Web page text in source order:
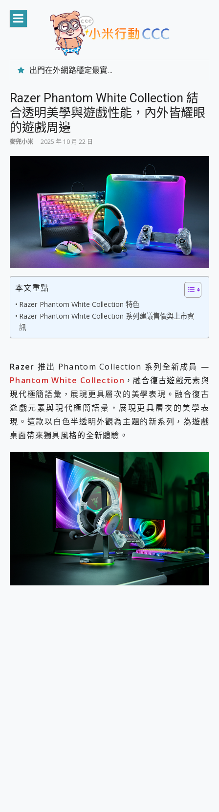
content
出門在外網路穩定最實在 「台灣大哥大」榮獲 4G/5G 在線率全球 NO.3 全台第一與全台六冠王實測心得，走到哪順到哪！
CP 值天花板~ Bongcom BS5 足球君開箱~ 短焦投影機 3千元就能擁有！ 折扣碼在這～
專為 PC上的 XBOX和掌機設計的 FireCuda X1070 SSD 固態硬碟開箱 評測
台灣製攝影機在這裡，100%全無線設計 SpotCam Solo Eco 太陽能防水雲端攝影機 SpotCam Solo 3 2.5K高畫質戶外攝影機 開箱 評測
AI 支付 一錶搞定大小事 Xiaomi Watch 5 開箱 評測
美到讓人超想擁有 moto pad 60 系列 與 Moto | Swarovski razr 60 冰藍限定版本 開箱 評測
小朋友才做選擇 投影機 RGB藍牙音響 氛圍情境燈 我通通都要！ Starfish 2 幻彩膠囊投影機｜結合「 智慧投影 & 煥彩流動 」的沈浸式生活新體驗
開箱~變身「蜘蛛人」椅子軍師！MSI MPG 491CQP QD-OLED 超寬曲面電競螢幕，多工辦公、爽度滿滿的終極桌面體驗
iPhone 17 系列 有認證的防護來囉！ imos 首家導入 UL MCV 行銷宣告驗證的手機配件品牌
DJI Osmo Pocket 3 爽爽帶回家 歡慶 EaseUS 21 週年到來，「Slogan 海報徵稿活動」好康大放送
會走動的冷暖氣 SONY REON POCKET PRO 穿戴式智慧冷暖調溫裝置 開箱 評測
超好用的 PLAUD NotePin AI 智慧錄音膠囊~ 您的AI 秘書已上線 每月免費送你 300分鐘轉寫
COMPUTEX 2025 來囉！AGI亞奇雷 AI・Gaming・創作儲存方案登場，趕快來AGI亞奇雷挑戰任務抽 PS5！
飛利浦 JS7310 ⚡【電急便｜行動儲能救車電源】 可靠的旅行夥伴！帶給您優異的安全性與強大供電效能
realme 14 Pro 超硬軍規、冰感變色實測，realme 14 5G 遊戲戰鬥值爆表，效能x娛樂全都要！
iPhone、Apple Watch、AirPods耳機 三個設備充電一起搞定 ONPRO MagReact™ M3 3 in 1可攜摺疊無線充電器 開箱 評測
動靜皆宜「HUAWEI FreeArc」開放式耳掛耳機，無感配戴! 超穩超服貼，音質、通話也很優質
給 MSI Claw 系列電競掌機 最完美的家 MSI Nest Docking Station 掌機專屬擴充底座 開箱 評測
B&O 精品級音響! Home+ 中嘉寬頻 SoundBox 劇院串流盒 開箱 評測
3 個超值 MHN 飛人工具分享~~ iToolab AnyGo 魔物獵人 Now飛人 ios教學 不出門也可以到處走
Locawhere AnyTo 寶可夢飛人 AnyTo 不出門也可以飛遍全世界
小體積 40000mAh 超大容量 一次充5個設備 充好充滿 CUKTECH 酷態科 300W 微型充電站 開箱 評測
97.3% 恢復率，資料救援就是這麼簡單 EaseUS Data Recovery Wizard Free 18.0.0 業界最好的資料救援軟體
磁碟系統大風吹 有了 磁碟管理程式 EaseUS Partition Master 就是這麼簡單
全新 SONY Xperia 1 VI 開箱! 相機實測! 長焦覆蓋更遠更清晰、2日長續航、頂尖影音娛樂效能~
Xiaomi 14 Ultra 開箱 評測~ 有深度的 Leica 影像旗艦手機! 加碼小旗艦 Xiaomi 14 開箱 評測
vivo TWS 3e 真無線藍牙耳機智慧降噪升級、音質明亮溫潤，並支援雙設備連接~
MSI Claw 掌機專屬配件包 來囉 完美保護 MSI Claw A1M-026TW 電競掌機
人像旗艦 vivo V30 系列 開箱 評測! 首搭蔡司光學鏡頭、攝影棚級柔光環、拍攝功能最好玩的美拍神機 vivo V30 Pro
一吸完美對位 擁有超強吸力與超好用的隱磁支架 O-ONE MAG 最會吸的行動電源 開箱 評測
Razer Phantom White Collection 結
合透明美學與遊戲性能，內外皆耀眼
的遊戲周邊
麥兜小米 2025 年 10 月 22 日
本文重點
Razer Phantom White Collection 特色
Razer Phantom White Collection 系列建議售價與上市資
訊
Razer 推出 Phantom Collection 系列全新成員 —
Phantom White Collection ，融合復古遊戲元素與
現代極簡語彙，展現更具層次的美學表現。融合復古
遊戲元素與現代極簡語彙，展現更具層次的美學表
現。這款以白色半透明外觀為主題的新系列，為遊戲
桌面帶來獨具風格的全新體驗。